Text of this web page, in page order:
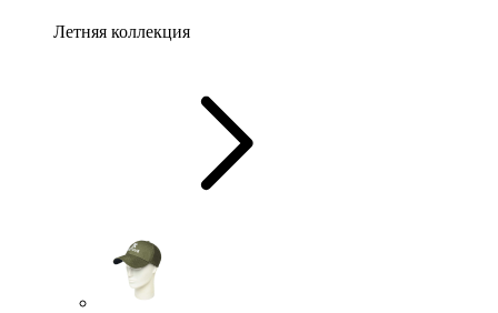
Летняя коллекция